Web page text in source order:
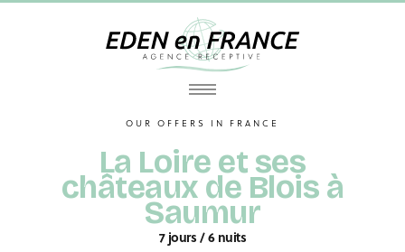
OUR OFFERS IN FRANCE
La Loire et ses
châteaux de Blois à
Saumur
7 jours / 6 nuits